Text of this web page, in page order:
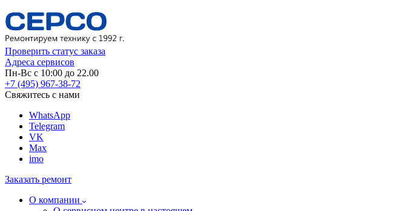
Проверить статус заказа
Адреса сервисов
Пн-Вс с 10:00 до 22.00
+7 (495) 967-38-72
Свяжитесь с нами
WhatsApp
Telegram
VK
Max
imo
Заказать ремонт
О компании